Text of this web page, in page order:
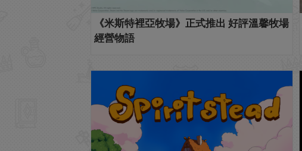
《米斯特裡亞牧場》正式推出 好評溫馨牧場
經營物語